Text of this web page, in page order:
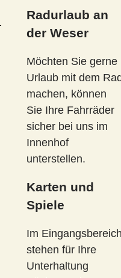
Radurlaub an
der Weser
Möchten Sie gerne
Urlaub mit dem
machen, können
Sie Ihre Fahrräder
sicher bei uns im
Innenhof
unterstellen.
Karten und
Spiele
Im
stehen für Ihre
Unterhaltung